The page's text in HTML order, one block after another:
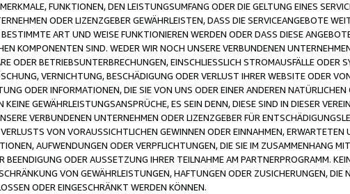
FUNKTIONEN, DEN LEISTUNGSUMFANG ODER DIE GELTUNG EINES
ODER LIZENZGEBER GEWÄHRLEISTEN, DASS DIE SERVICEANGEBOTE
ART UND WEISE FUNKTIONIEREN WERDEN ODER DASS DIESE
KOMPONENTEN SIND. WEDER WIR NOCH UNSERE VERBUNDENEN
ODER BETRIEBSUNTERBRECHUNGEN, EINSCHLIESSLICH STROMAUSFÄLLE ODER
VERNICHTUNG, BESCHÄDIGUNG ODER VERLUST IHRER WEBSITE ODER
ODER INFORMATIONEN, DIE SIE VON UNS ODER EINER ANDEREN NATÜRLICHEN
GEWÄHRLEISTUNGSANSPRÜCHE, ES SEIN DENN, DIESE SIND IN DIESER
VERBUNDENEN UNTERNEHMEN ODER LIZENZGEBER FÜR
VON VORAUSSICHTLICHEN GEWINNEN ODER EINNAHMEN, ERWARTETEN
AUFWENDUNGEN ODER VERPFLICHTUNGEN, DIE SIE IM ZUSAMMENHANG
ODER AUSSETZUNG IHRER TEILNAHME AM PARTNERPROGRAMM.
VON GEWÄHRLEISTUNGEN, HAFTUNGEN ODER ZUSICHERUNGEN, DIE
ODER EINGESCHRÄNKT WERDEN KÖNNEN.